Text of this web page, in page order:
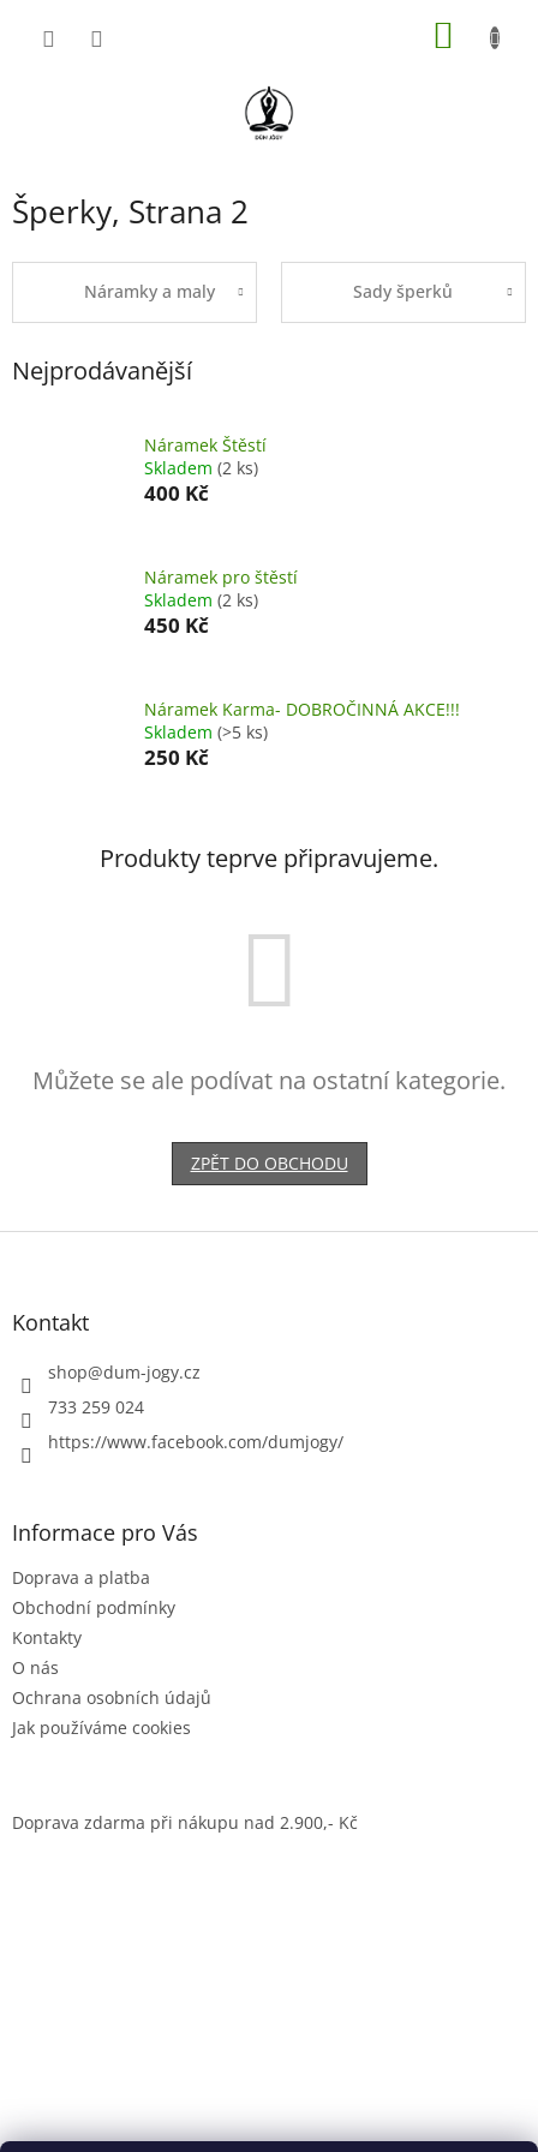
Šperky, Strana 2
Náramky a maly Sady šperků
Nejprodávanější
Náramek Štěstí
Skladem (2 ks)
400 Kč
Náramek pro štěstí
Skladem (2 ks)
450 Kč
Náramek Karma- DOBROČINNÁ AKCE!!!
Skladem (>5 ks)
250 Kč
Produkty teprve připravujeme.
Můžete se ale podívat na ostatní kategorie.
ZPĚT DO OBCHODU
Z
Kontakt
shop@dum-jogy.cz
733 259 024
https://www.facebook.com/dumjogy/
Informace pro Vás
Doprava a platba
Obchodní podmínky
Kontakty
O nás
Ochrana osobních údajů
Jak používáme cookies
Doprava zdarma při nákupu nad 2.900,- Kč